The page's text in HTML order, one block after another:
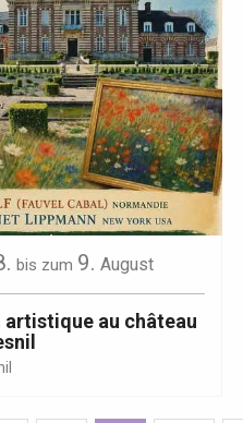
bis zum 9. August
artistique au château